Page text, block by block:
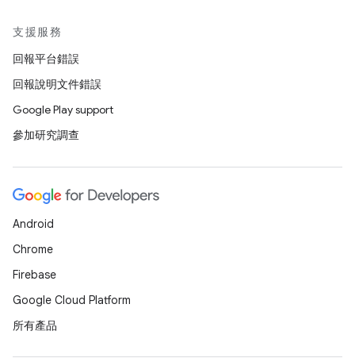
支援服務
回報平台錯誤
回報說明文件錯誤
Google Play support
參加研究調查
Android
Chrome
Firebase
Google Cloud Platform
所有產品